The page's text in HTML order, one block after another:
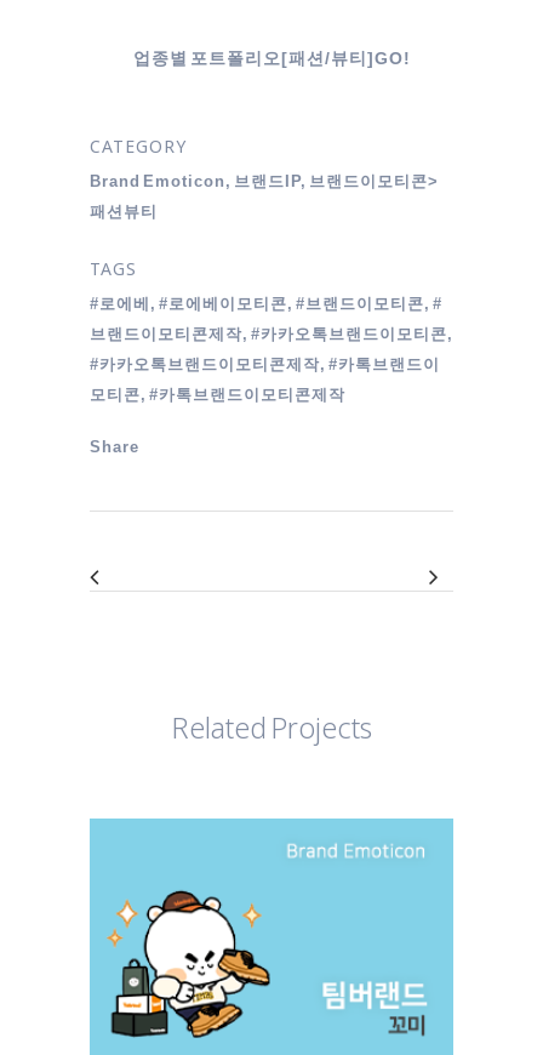
업종별 포트폴리오[패션/뷰티]GO!
CATEGORY
Brand Emoticon, 브랜드IP, 브랜드이모티콘>
패션뷰티
TAGS
#로에베, #로에베이모티콘, #브랜드이모티콘, #
브랜드이모티콘제작, #카카오톡브랜드이모티콘,
#카카오톡브랜드이모티콘제작, #카톡브랜드이
모티콘, #카톡브랜드이모티콘제작
Share
Related Projects